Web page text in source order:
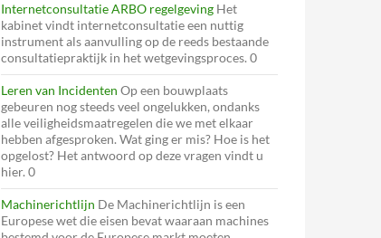
Internetconsultatie ARBO regelgeving Het
kabinet vindt internetconsultatie een nuttig
instrument als aanvulling op de reeds bestaande
consultatiepraktijk in het wetgevingsproces. 0
Leren van Incidenten Op een bouwplaats
gebeuren nog steeds veel ongelukken, ondanks
alle veiligheidsmaatregelen die we met elkaar
hebben afgesproken. Wat ging er mis? Hoe is het
opgelost? Het antwoord op deze vragen vindt u
hier. 0
Machinerichtlijn De Machinerichtlijn is een
Europese wet die eisen bevat waaraan machines